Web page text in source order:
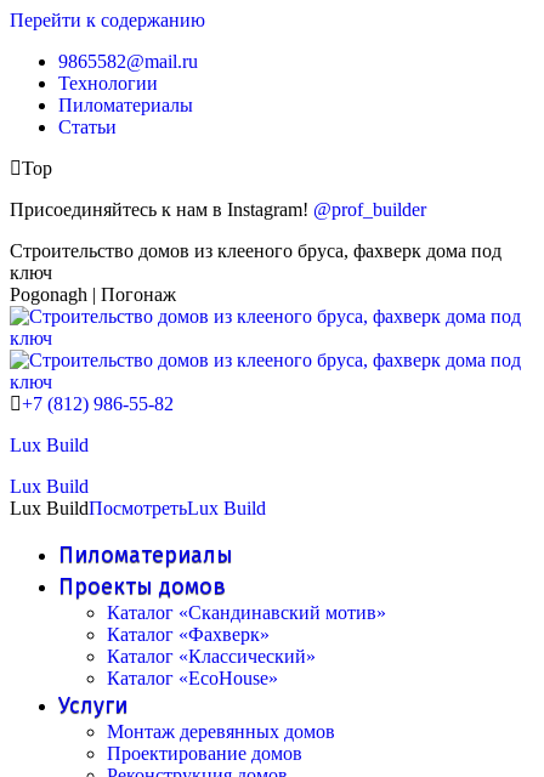
Перейти к содержанию
9865582@mail.ru
Технологии
Пиломатериалы
Статьи
Top
Присоединяйтесь к нам в Instagram! @prof_builder
Строительство домов из клееного бруса, фахверк дома под
ключ
Pogonagh | Погонаж
+7 (812) 986-55-82
Lux Build
Lux Build
Lux BuildПосмотретьLux Build
Пиломатериалы
Проекты домов
Каталог «Скандинавский мотив»
Каталог «Фахверк»
Каталог «Классический»
Каталог «EcoHouse»
Услуги
Монтаж деревянных домов
Проектирование домов